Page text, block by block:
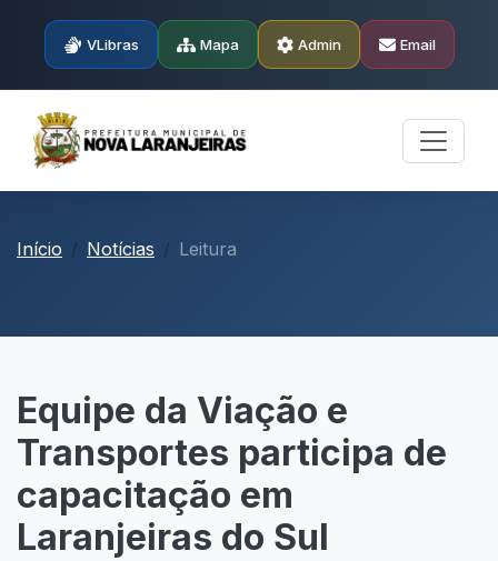
VLibras Mapa Admin Email
Início Notícias Leitura
Equipe da Viação e
Transportes participa de
capacitação em
Laranjeiras do Sul